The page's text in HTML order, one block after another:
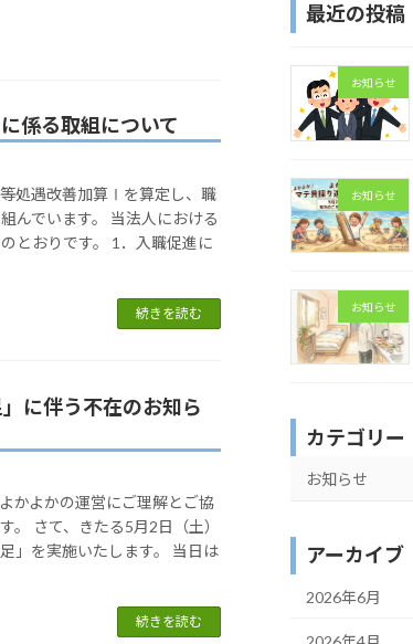
係る取組について
処遇改善加算Ⅰを算定し、職
んでいます。 当法人における
とおりです。 1．入職促進に
続きを読む
に伴う不在のお知ら
かよかの運営にご理解とご協
。 さて、きたる5月2日（土）
」を実施いたします。 当日は
続きを読む
最近の投稿
お知らせ
お知らせ
お知らせ
カテゴリー
お知らせ
アーカイブ
2026年6月